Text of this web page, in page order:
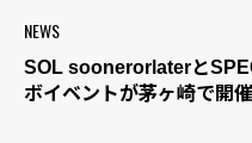
NEWS
SOL soonerorlaterと
ボイベントが茅ヶ崎で開催